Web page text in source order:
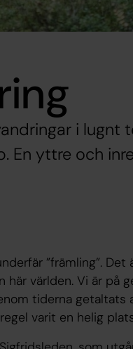
i lugnt
En yttre och
”främling”. Det
världen. Vi är på
tiderna getaltats
varit en helig